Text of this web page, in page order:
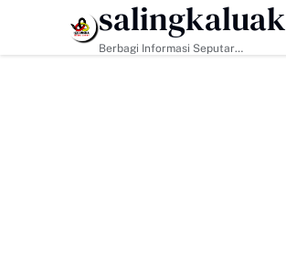
HEADLINE
salingkaluak
Berbagi Informasi Seputar